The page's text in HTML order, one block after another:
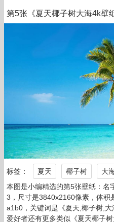
第5张《夏天椰子树大海4k壁
标签： 夏天 椰子树 大
本图是小编精选的第5张壁纸：名
3，尺寸是3840x2160像素，体积
a1b0，关键词是《夏天,椰子树,
爱好者还有更多类似《夏天椰子